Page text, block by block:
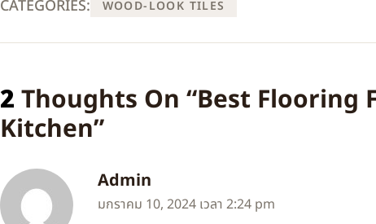
CATEGORIES: WOOD-LOOK TILES
2Thoughts On “Best Flooring
Kitchen”
Admin
มกราคม 10, 2024 เวลา 2:24 pm